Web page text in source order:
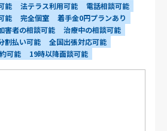
能 法テラス利用可能
電話相談可能
能
完全個室
着手金0円プランあり
害者の相談可能
治療中の相談可能
割払い可能
全国出張対応可能
可能 19時以降面談可能